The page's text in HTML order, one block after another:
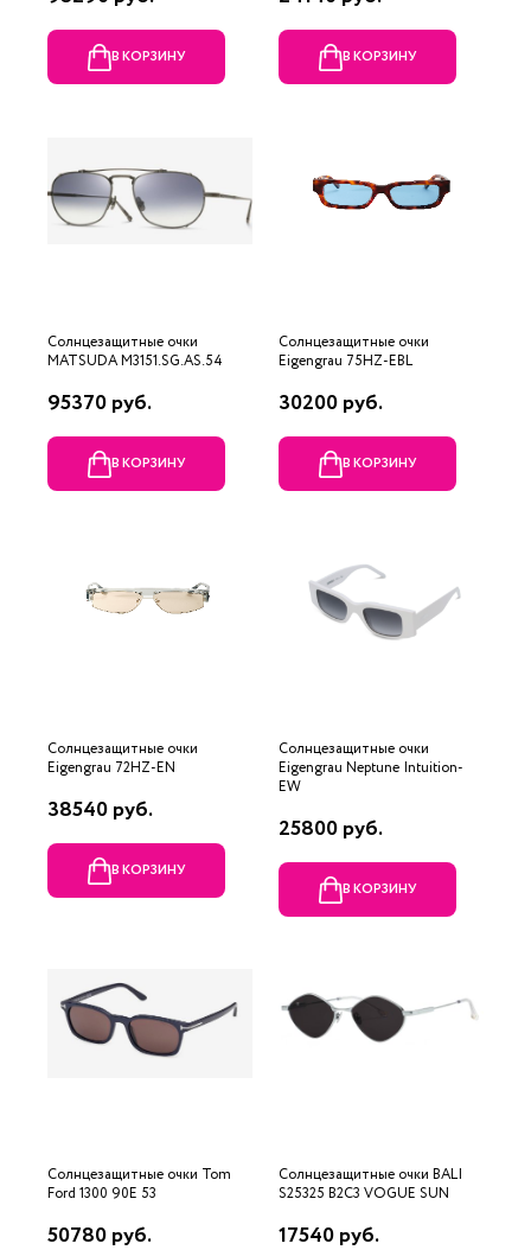
В КОРЗИНУ В КОРЗИНУ
Солнцезащитные очки
MATSUDA M3151.SG.AS.54
95370 руб.
В КОРЗИНУ
Солнцезащитные очки
Eigengrau 75HZ-EBL
30200 руб.
В КОРЗИНУ
Солнцезащитные очки
Eigengrau 72HZ-EN
38540 руб.
В КОРЗИНУ
Солнцезащитные очки
Eigengrau Neptune Intuition-
EW
25800 руб.
В КОРЗИНУ
Солнцезащитные очки Tom
Ford 1300 90E 53
50780 руб.
Солнцезащитные очки BALI
S25325 B2C3 VOGUE SUN
17540 руб.